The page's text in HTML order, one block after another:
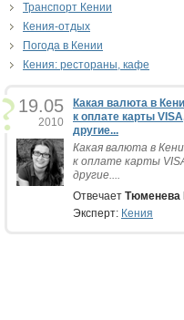
Транспорт Кении
Кения-отдых
Погода в Кении
Кения: рестораны, кафе
19.05
2010
Какая валюта в
к оплате карты
другие...
Какая валюта в
к оплате карты
другие....
Отвечает Тюменева
Эксперт: Кения